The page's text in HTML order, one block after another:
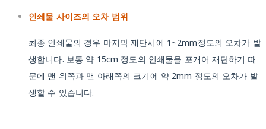
인쇄물 사이즈의 오차 범위
최종 인쇄물의 경우 마지막 재단시에 1~2mm정도의 오차가 발
생합니다. 보통 약 15cm 정도의 인쇄물을 포개어 재단하기 때
문에 맨 위쪽과 맨 아래쪽의 크기에 약 2mm 정도의 오차가 발
생할 수 있습니다.